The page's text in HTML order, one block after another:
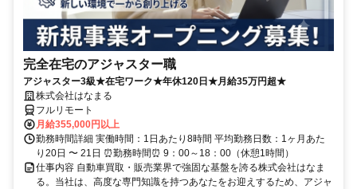
完全在宅のアジャスター職
アジャスター3級★在宅ワーク★年休120日★月給35万円超★
株式会社はなまる
フルリモート
月給355,000円以上
勤務時間詳細 実働時間：1日あたり8時間 平均勤務日数：1ヶ月あた
り20日 〜 21日 ⏰勤務時間⏰ 9：00～18：00（休憩1時間）
仕事内容 自動車買取・販売業界で強固な基盤を誇る株式会社はなま
る。当社は、高度な専門知識を持つあなたをお迎えするため、アジャ